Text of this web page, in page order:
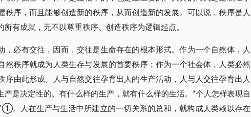
秩序，而且能够创造新的秩序，从而创造新的发展。可以说，秩序是人
有成就，无不以尊重秩序、创造秩序为逻辑起点。
，必有交往，因而，交往是生命存在的根本形式。作为一个自然体，人
然秩序就成为人类生存与发展的首要秩序；作为一个社会体，人类必然
序由此形成。人与自然交往孕育出人的生产活动，人与人交往孕育出人
产是决定性的。有什么样的生产，就有什么样的生活。"个人怎样表现自
。人在生产与生活中所建立的一切关系的总和，就构成人类赖以存在